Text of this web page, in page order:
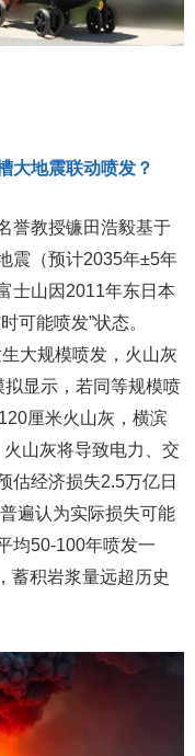
大地震联动喷发？
誉教授镰田浩毅基于
震（预计2035年±5年
士山因2011年东日本
可能喷发”状态。
大规模喷发，火山灰
显示，若同等规模喷
厘米火山灰，横滨
山灰将导致电力、交
估经济损失2.5万亿日
遍认为实际损失可能
均50-100年喷发一
蓄积岩浆量远超历史